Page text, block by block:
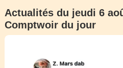
Actualités du jeudi 6
Comptwoir du jour